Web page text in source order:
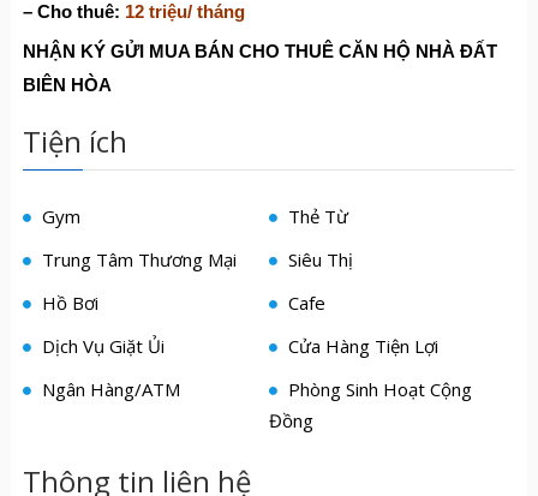
– Cho thuê: 12 triệu/ tháng
NHẬN KÝ GỬI MUA BÁN CHO THUÊ CĂN HỘ NHÀ ĐẤT
BIÊN HÒA
Tiện ích
Gym
Thẻ Từ
Trung Tâm Thương Mại
Siêu Thị
Hồ Bơi
Cafe
Dịch Vụ Giặt Ủi
Cửa Hàng Tiện Lợi
Ngân Hàng/ATM
Phòng Sinh Hoạt Cộng
Đồng
Thông tin liên hệ